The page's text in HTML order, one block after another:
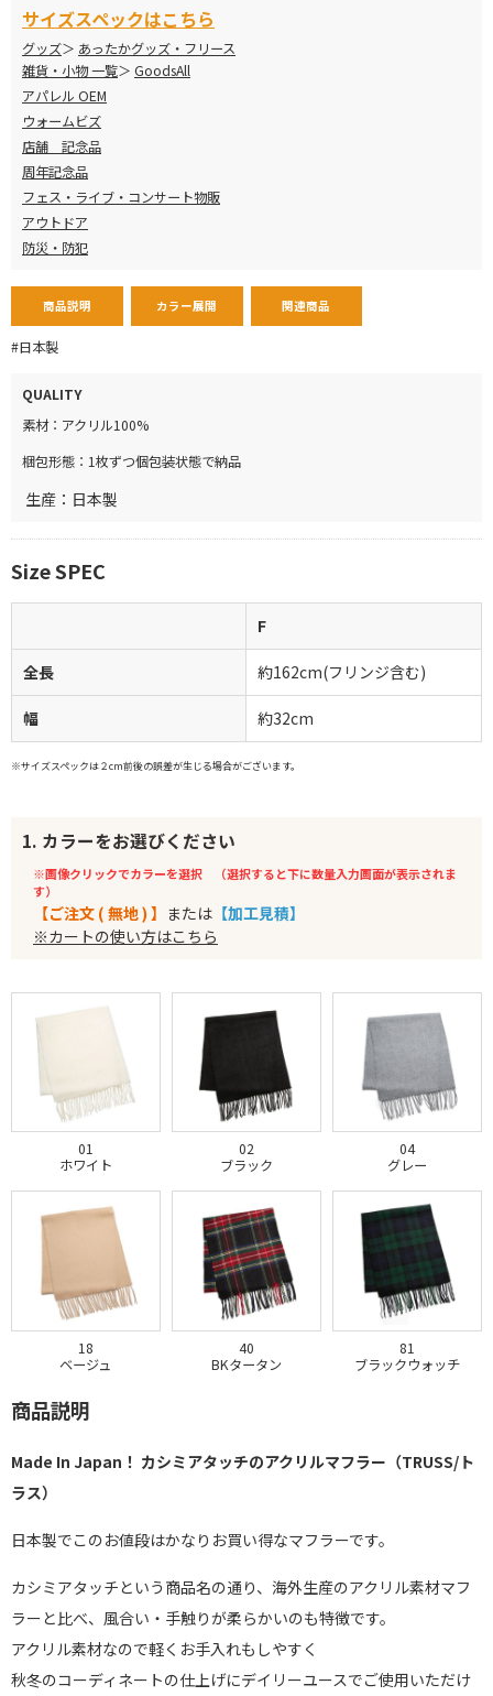
サイズスペックはこちら
グッズ
あったかグッズ・フリース
雑貨・小物 一覧
GoodsAll
アパレル OEM
ウォームビズ
店舗 記念品
周年記念品
フェス・ライブ・コンサート物販
アウトドア
防災・防犯
商品説明 カラー展開 関連商品
#日本製
QUALITY
素材：アクリル100%
梱包形態：1枚ずつ個包装状態で納品
生産：日本製
Size SPEC
F
全長 約162cm(フリンジ含む)
幅 約32cm
※サイズスペックは２cm前後の誤差が生じる場合がございます。
1. カラーをお選びください
※画像クリックでカラーを選択 （選択すると下に数量入力画面が表示されま
す）
【ご注文 ( 無地 ) 】 または 【加工見積】
※カートの使い方はこちら
01
ホワイト
02
ブラック
04
グレー
18
ベージュ
40
BKタータン
81
ブラックウォッチ
商品説明
Made In Japan！ カシミアタッチのアクリルマフラー（TRUSS/ト
ラス）
日本製でこのお値段はかなりお買い得なマフラーです。
カシミアタッチという商品名の通り、海外生産のアクリル素材マフ
ラーと比べ、風合い・手触りが柔らかいのも特徴です。
アクリル素材なので軽くお手入れもしやすく
秋冬のコーディネートの仕上げにデイリーユースでご使用いただけ